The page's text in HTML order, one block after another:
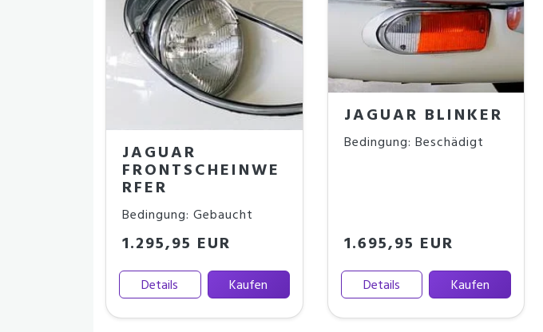
JAGUAR
FRONTSCHEINWE
RFER
Bedingung: Gebaucht
1.295,95 EUR
Details Kaufen
JAGUAR BLINKER
Bedingung: Beschädigt
1.695,95 EUR
Details Kaufen